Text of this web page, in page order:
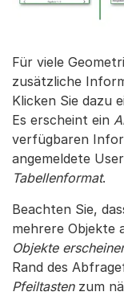
Für viele
zusätzliche
Klicken Sie dazu
Es erscheint ein
verfügbaren
angemeldete
Tabellenformat.
Beachten Sie,
mehrere Objekte
Objekte
Rand des
Pfeiltasten zum